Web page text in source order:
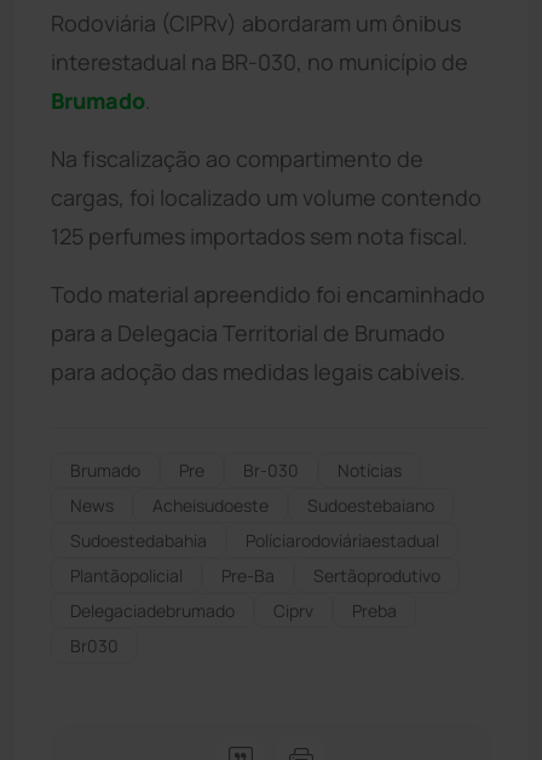
Rodoviária (CIPRv) abordaram um ônibus
interestadual na BR-030, no município de
Brumado
Na fiscalização ao compartimento de
cargas, foi localizado um volume contendo
125 perfumes importados sem nota fiscal.
Todo material apreendido foi encaminhado
para a Delegacia Territorial de Brumado
para adoção das medidas legais cabíveis.
Brumado Pre Br-030
Notícias
News
Acheisudoeste
Sudoestebaiano
Sudoestedabahia
Políciarodoviáriaestadual
Plantãopolicial
Pre-Ba
Sertãoprodutivo
Delegaciadebrumado
Ciprv
Preba
Br030